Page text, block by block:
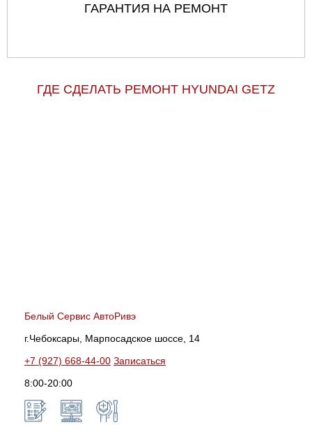
ГАРАНТИЯ НА РЕМОНТ
ГДЕ СДЕЛАТЬ РЕМОНТ HYUNDAI GETZ
Белый Сервис АвтоРивэ
г.Чебоксары, Марпосадское шоссе, 14
+7 (927) 668-44-00 Записаться
8:00-20:00